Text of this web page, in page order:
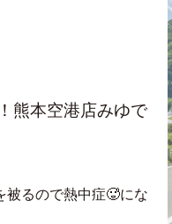
港店みゆで
るので熱中症🥵にな